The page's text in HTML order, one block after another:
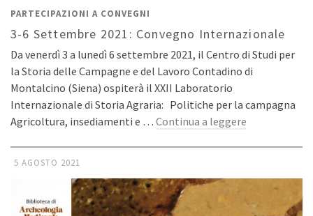
PARTECIPAZIONI A CONVEGNI
3-6 Settembre 2021: Convegno Internazionale
Da venerdì 3 a lunedì 6 settembre 2021, il Centro di Studi per
la Storia delle Campagne e del Lavoro Contadino di
Montalcino (Siena) ospiterà il XXII Laboratorio
Internazionale di Storia Agraria: Politiche per la campagna
Agricoltura, insediamenti e … Continua a leggere
5 AGOSTO 2021